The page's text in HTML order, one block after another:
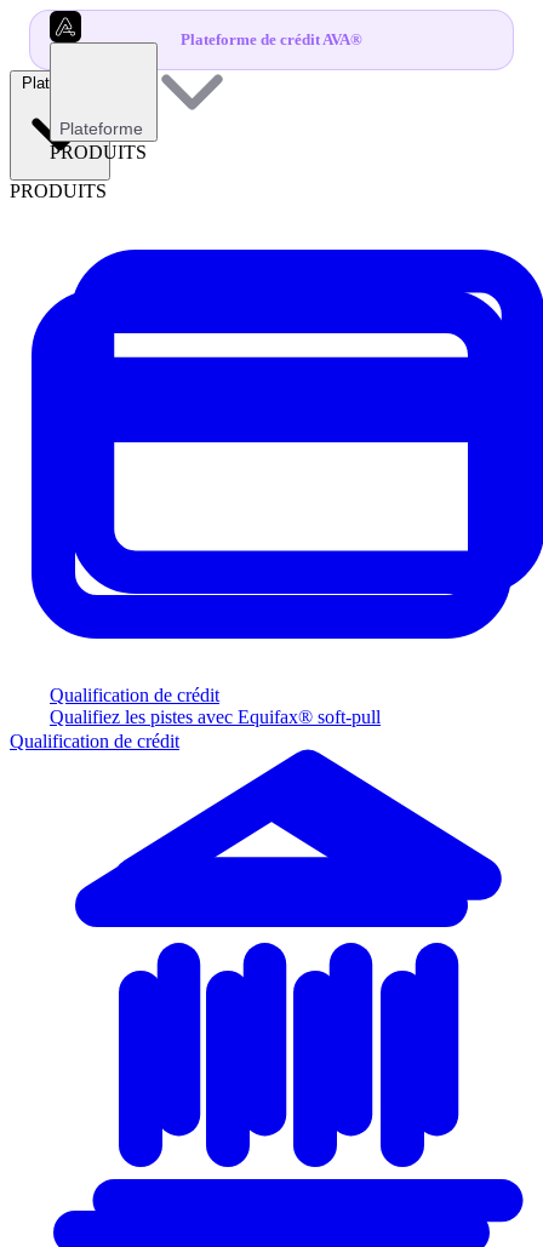
Plateforme de crédit AVA®
Plateforme
PRODUITS
Qualification de crédit
Qualifiez les pistes avec Equifax® soft-pull
Plateforme
PRODUITS
Qualification de crédit